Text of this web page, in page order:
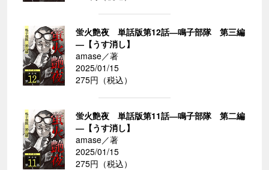
蛍火艶夜 単話版第12話―鳴子部隊 第三編
―【うす消し】
amase／著
2025/01/15
275円（税込）
蛍火艶夜 単話版第11話―鳴子部隊 第二編
―【うす消し】
amase／著
2025/01/15
275円（税込）